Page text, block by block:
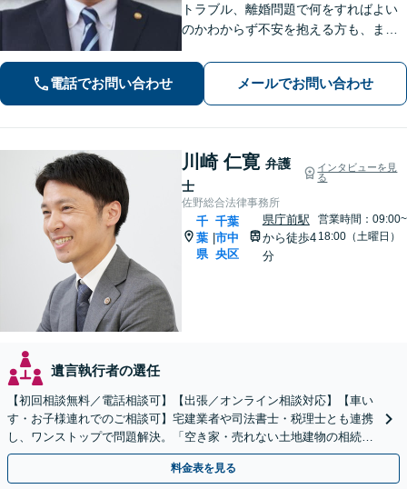
トラブル、離婚問題で何をすればよい
のかわからず不安を抱える方も、まず
故：軽微に見えるケガでも、裁判基準
で算定すれば賠償額が大幅に増額され
る可能性があります【土・夜間のご相
談可】
電話でお問い合わせ メールでお問い合わせ
川崎 仁寛 弁護
士
インタビューを見
る
佐野総合法律事務所
千
葉
県
千葉
市中
央区
県庁前駅
から徒歩4
分
営業時間：09:00~
18:00（土曜日）
遺言執行者の選任
【初回相談無料／電話相談可】【出張／オンライン相談対応】【車い
す・お子様連れでのご相談可】宅建業者や司法書士・税理士とも連携
し、ワンストップで問題解決。「空き家・売れない土地建物の相続／
権利関係が複雑な不動産相続もお任せください」
料金表を見る